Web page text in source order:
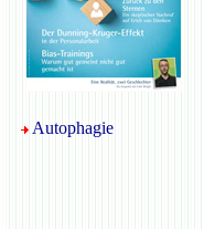
Autophagie